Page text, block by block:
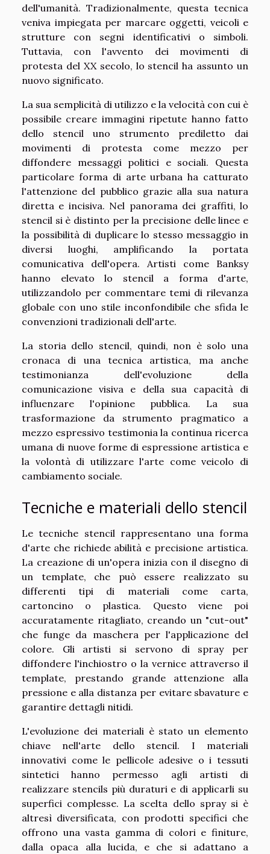
dell'umanità. Tradizionalmente, questa tecnica
veniva impiegata per marcare oggetti, veicoli e
strutture con segni identificativi o simboli.
Tuttavia, con l'avvento dei movimenti di
protesta del XX secolo, lo stencil ha assunto un
nuovo significato.
La sua semplicità di utilizzo e la velocità con cui è
possibile creare immagini ripetute hanno fatto
dello stencil uno strumento prediletto dai
movimenti di protesta come mezzo per
diffondere messaggi politici e sociali. Questa
particolare forma di arte urbana ha catturato
l'attenzione del pubblico grazie alla sua natura
diretta e incisiva. Nel panorama dei graffiti, lo
stencil si è distinto per la precisione delle linee e
la possibilità di duplicare lo stesso messaggio in
diversi luoghi, amplificando la portata
comunicativa dell'opera. Artisti come Banksy
hanno elevato lo stencil a forma d'arte,
utilizzandolo per commentare temi di rilevanza
globale con uno stile inconfondibile che sfida le
convenzioni tradizionali dell'arte.
La storia dello stencil, quindi, non è solo una
cronaca di una tecnica artistica, ma anche
testimonianza dell'evoluzione della
comunicazione visiva e della sua capacità di
influenzare l'opinione pubblica. La sua
trasformazione da strumento pragmatico a
mezzo espressivo testimonia la continua ricerca
umana di nuove forme di espressione artistica e
la volontà di utilizzare l'arte come veicolo di
cambiamento sociale.
Tecniche e materiali dello stencil
Le tecniche stencil rappresentano una forma
d'arte che richiede abilità e precisione artistica.
La creazione di un'opera inizia con il disegno di
un template, che può essere realizzato su
differenti tipi di materiali come carta,
cartoncino o plastica. Questo viene poi
accuratamente ritagliato, creando un "cut-out"
che funge da maschera per l'applicazione del
colore. Gli artisti si servono di spray per
diffondere l'inchiostro o la vernice attraverso il
template, prestando grande attenzione alla
pressione e alla distanza per evitare sbavature e
garantire dettagli nitidi.
L'evoluzione dei materiali è stato un elemento
chiave nell'arte dello stencil. I materiali
innovativi come le pellicole adesive o i tessuti
sintetici hanno permesso agli artisti di
realizzare stencils più duraturi e di applicarli su
superfici complesse. La scelta dello spray si è
altresì diversificata, con prodotti specifici che
offrono una vasta gamma di colori e finiture,
dalla opaca alla lucida, e che si adattano a